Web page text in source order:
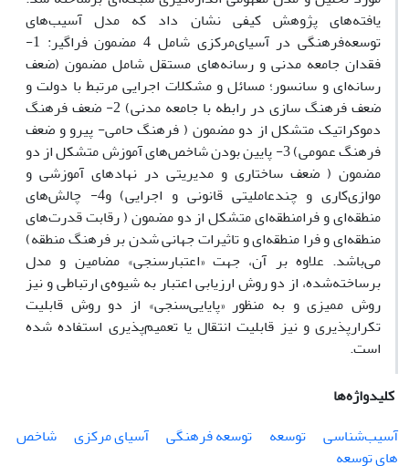
یافته‌های پژوهش کیفی نشان داد که مدل آسیب‌های
توسعه‌فرهنگی در آسیای‌مرکزی شامل 4 مضمون فراگیر: 1-
فقدان جامعه مدنی و رسانه‌های مستقل شامل مضمون (ضعف
رسانه‌ای و سانسور؛ مسائل و مشکلات اجرایی مرتبط با دولت و
ضعف فرهنگ سازی در رابطه با جامعه مدنی) 2- ضعف فرهنگ
دموکراتیک متشکل از دو مضمون ( فرهنگ حامی- پیرو و ضعف
فرهنگ عمومی) 3- پایین بودن شاخص‌های آموزش متشکل از دو
مضمون ( ضعف ساختاری و مدیریتی در نهادهای آموزشی و
موازی‌کاری و چندعاملیتی قانونی و اجرایی) و4- چالش‌های
منطقه‌ای و فرامنطقه‌ای متشکل از دو مضمون ( رقابت قدرت‌های
منطقه‌ای و فرا منطقه‌ای و تاثیرات جهانی شدن بر فرهنگ منطقه)
می‌باشد. علاوه بر آن، جهت «اعتبارسنجی» مضامین و مدل
برساخته‌شده، از دو روش ارزیابی اعتبار به شیوه‌ی ارتباطی و نیز
روش ممیزی و به منظور «پایایی‌سنجی» از دو روش قابلیت
تکرارپذیری و نیز قابلیت انتقال یا تعمیم‌پذیری استفاده شده
است.
کلیدواژه‌ها
آسیب‌شناسی
توسعه توسعه فرهنگی آسیای مرکزی
شاخص
های توسعه